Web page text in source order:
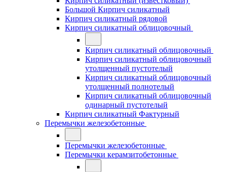
Большой Кирпич силикатный
Кирпич силикатный рядовой
Кирпич силикатный облицовочный
Кирпич силикатный облицовочный
Кирпич силикатный облицовочный
утолщенный пустотелый
Кирпич силикатный облицовочный
утолщенный полнотелый
Кирпич силикатный облицовочный
одинарный пустотелый
Кирпич силикатный Фактурный
Перемычки железобетонные
Перемычки железобетонные
Перемычки керамзитобетонные